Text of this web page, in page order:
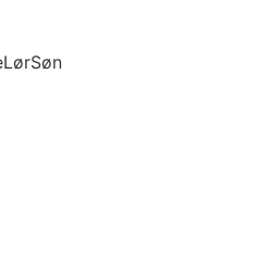
LørSøn